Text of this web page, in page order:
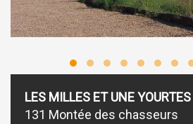
LES MILLES ET UNE YOURTES
131 Montée des chasseurs